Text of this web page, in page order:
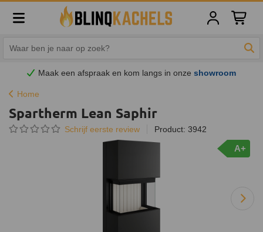
Maak een afspraak en kom langs in onzeshowroom
Home
Spartherm Lean Saphir
Schrijf eerste review Product: 3942
A+